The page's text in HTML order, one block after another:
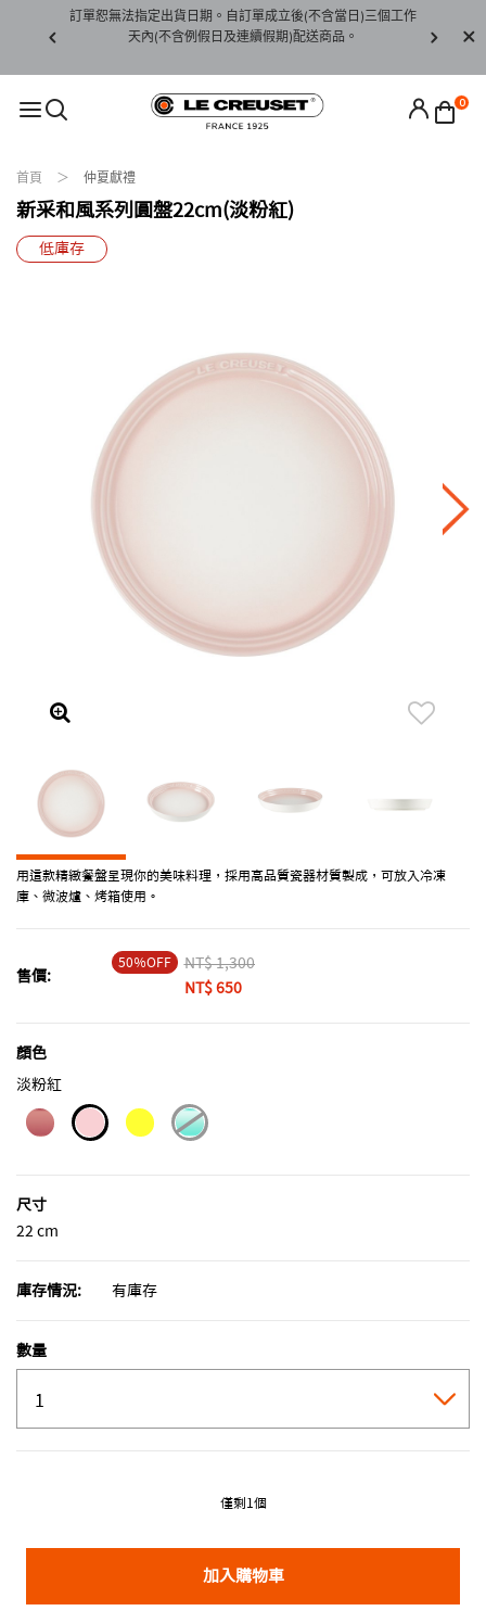
下水)，若
訂單恕無法指定出貨日期。自訂單成立後(不含當日)三個工作
天內(不含例假日及連續假期)配送商品。
請至
0
首頁 仲夏獻禮
新采和風系列圓盤22cm(淡粉紅)
低庫存
用這款精緻餐盤呈現你的美味料理，採用高品質瓷器材質製成，可放入冷凍
庫、微波爐、烤箱使用。
售價:
50％OFF Price reduced from
NT$ 1,300to
NT$ 650
顏色
淡粉紅
尺寸
22 cm
庫存情況: 有庫存
數量
僅剩1個
加入購物車